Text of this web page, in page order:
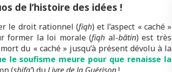
de l’histoire des idées !
le droit rationnel (fiqh) et l’aspect « caché »
former la loi morale (fiqh al-bâtin) est très
du « caché » jusqu’à présent dévolu à la
le soufisme meure pour que renaisse la